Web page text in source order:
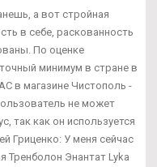
а вот стройная
в себе, раскованность
По оценке
минимум в стране в
в магазине Чистополь -
не может
так как он используется
Гриценко: У меня сейчас
Тренболон Энантат Lyka